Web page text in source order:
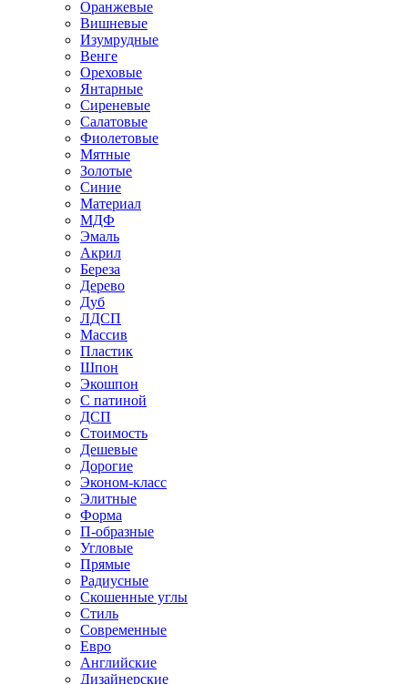
Оранжевые
Вишневые
Изумрудные
Венге
Ореховые
Янтарные
Сиреневые
Салатовые
Фиолетовые
Мятные
Золотые
Синие
Материал
МДФ
Эмаль
Акрил
Береза
Дерево
Дуб
ЛДСП
Массив
Пластик
Шпон
Экошпон
С патиной
ДСП
Стоимость
Дешевые
Дорогие
Эконом-класс
Элитные
Форма
П-образные
Угловые
Прямые
Радиусные
Скошенные углы
Стиль
Современные
Евро
Английские
Дизайнерские